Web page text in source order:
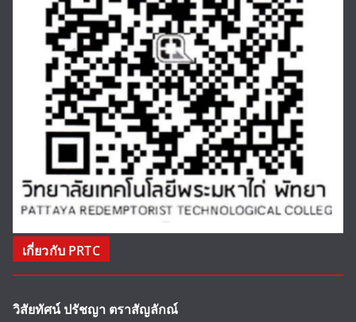
เกี่ยวกับ PRTC
วิสัยทัศน์ ปรัชญา ตราสัญลักณ์